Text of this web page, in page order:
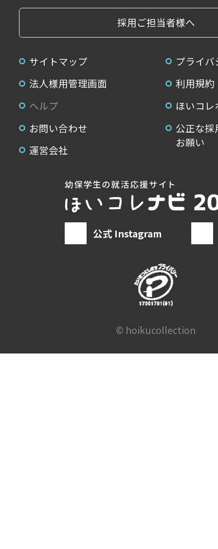
採用ご担当者様へ
サイトマップ
プライ
法人様用管理画面
利用規約
ヘルプ
ほいコ
お問い合わせ
公正な
お願い
運営会社
公式 Instagram
© hoikucollection